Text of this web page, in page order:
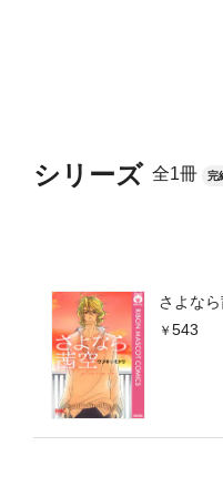
シリーズ 全1冊 完
さよな
543